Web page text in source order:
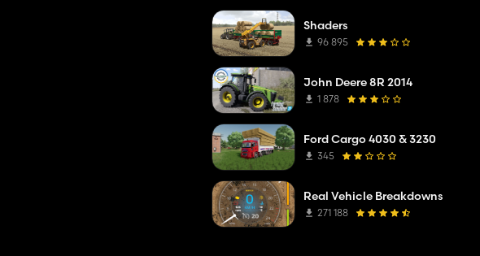
Shaders
96 895
John Deere 8R 2014
1 878
Ford Cargo 4030 & 3230
345
Real Vehicle Breakdowns
271 188